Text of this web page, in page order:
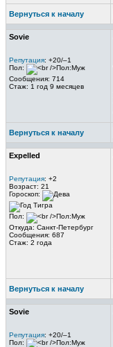
Вернуться к началу
Sovie
Репутация: +20/–1
Пол:
Сообщения: 714
Стаж: 1 год 9 месяцев
Вернуться к началу
Expelled
Репутация: +2
Возраст: 21
Гороскоп:
Пол:
Откуда: Санкт-Петербург
Сообщения: 687
Стаж: 2 года
Вернуться к началу
Sovie
Репутация: +20/–1
Пол: